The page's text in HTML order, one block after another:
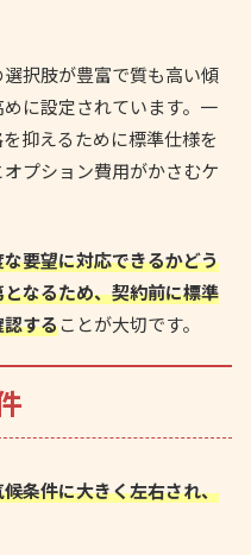
択肢が豊富で質も高い傾
に設定されています。一
抑えるために標準仕様を
プション費用がかさむケ
要望に対応できるかどう
なるため、契約前に標準
することが大切です。
条件に大きく左右され、